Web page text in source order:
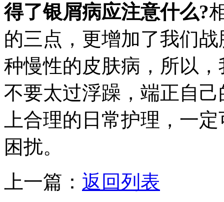
得了银屑病应注意什么?
的三点，更增加了我们
种慢性的皮肤病，所以
不要太过浮躁，端正自
上合理的日常护理，一
困扰。
上一篇： 返回列表